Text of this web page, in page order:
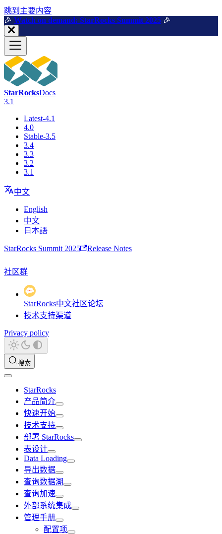
跳到主要内容
🎉️ Watch on demand: StarRocks Summit 2025 🎉️
StarRocksDocs
3.1
Latest-4.1
4.0
Stable-3.5
3.4
3.3
3.2
3.1
中文
English
中文
日本語
StarRocks Summit 2025 Release Notes
社区群
StarRocks中文社区论坛
技术支持渠道
Privacy policy
搜索
StarRocks
产品简介
快速开始
技术支持
部署 StarRocks
表设计
Data Loading
导出数据
查询数据湖
查询加速
外部系统集成
管理手册
配置项